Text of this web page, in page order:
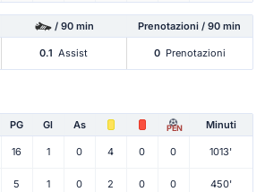
/ 90 min Prenotazioni / 90 min
0.1 Assist 0 Prenotazioni
PG Gl As PEN Minuti
16 1 0 4 0 0 1013'
5 1 0 2 0 0 450'